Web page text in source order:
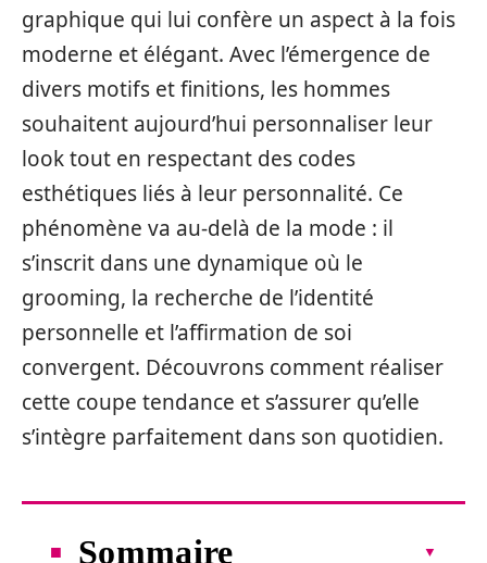
graphique qui lui confère un aspect à la fois
moderne et élégant. Avec l’émergence de
divers motifs et finitions, les hommes
souhaitent aujourd’hui personnaliser leur
look tout en respectant des codes
esthétiques liés à leur personnalité. Ce
phénomène va au-delà de la mode : il
s’inscrit dans une dynamique où le
grooming, la recherche de l’identité
personnelle et l’affirmation de soi
convergent. Découvrons comment réaliser
cette coupe tendance et s’assurer qu’elle
s’intègre parfaitement dans son quotidien.
Sommaire